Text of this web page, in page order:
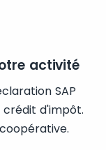
activité
SAP
crédit d'impôt.